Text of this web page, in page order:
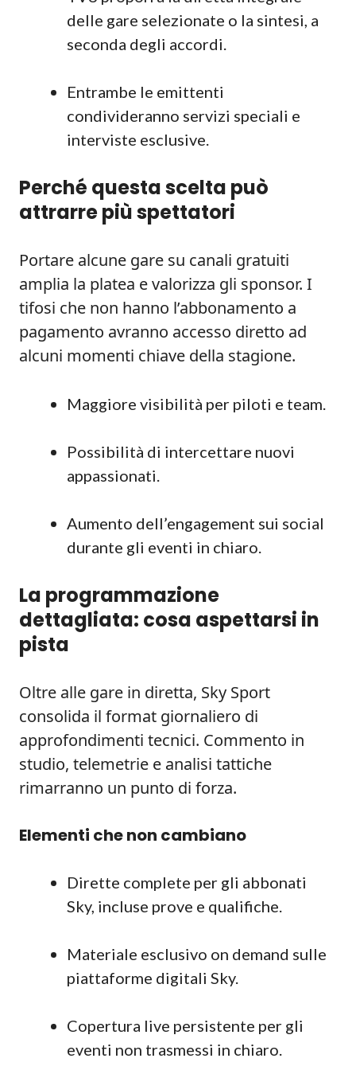
delle gare selezionate o la sintesi, a
seconda degli accordi.
Entrambe le emittenti
condivideranno servizi speciali e
interviste esclusive.
Perché questa scelta può
attrarre più spettatori
Portare alcune gare su canali gratuiti
amplia la platea e valorizza gli sponsor. I
tifosi che non hanno l’abbonamento a
pagamento avranno accesso diretto ad
alcuni momenti chiave della stagione.
Maggiore visibilità per piloti e team.
Possibilità di intercettare nuovi
appassionati.
Aumento dell’engagement sui social
durante gli eventi in chiaro.
La programmazione
dettagliata: cosa aspettarsi in
pista
Oltre alle gare in diretta, Sky Sport
consolida il format giornaliero di
approfondimenti tecnici. Commento in
studio, telemetrie e analisi tattiche
rimarranno un punto di forza.
Elementi che non cambiano
Dirette complete per gli abbonati
Sky, incluse prove e qualifiche.
Materiale esclusivo on demand sulle
piattaforme digitali Sky.
Copertura live persistente per gli
eventi non trasmessi in chiaro.